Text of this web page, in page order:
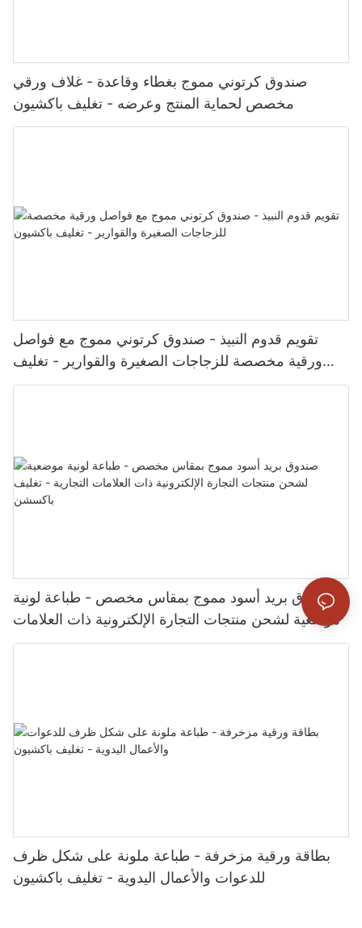
صندوق كرتوني مموج بغطاء وقاعدة - غلاف ورقي
مخصص لحماية المنتج وعرضه - تغليف باكشيون
تقويم قدوم النبيذ - صندوق كرتوني مموج مع فواصل
ورقية مخصصة للزجاجات الصغيرة والقوارير - تغليف
باكشيون
صندوق بريد أسود مموج بمقاس مخصص - طباعة لونية
موضعية لشحن منتجات التجارة الإلكترونية ذات العلامات
التجارية - تغليف باكسشن
بطاقة ورقية مزخرفة - طباعة ملونة على شكل ظرف
للدعوات والأعمال اليدوية - تغليف باكشيون